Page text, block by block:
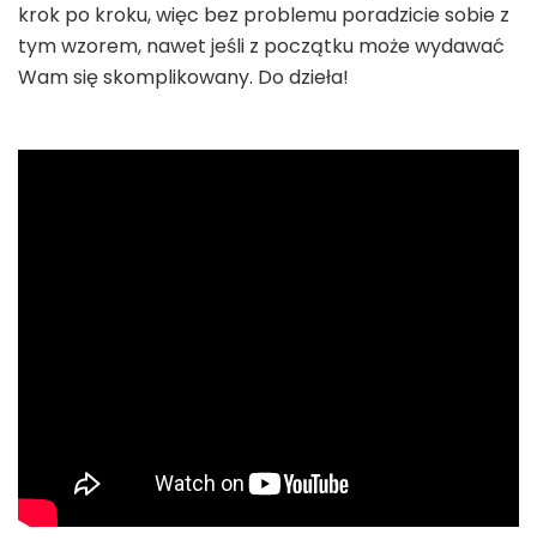
krok po kroku, więc bez problemu poradzicie sobie z
tym wzorem, nawet jeśli z początku może wydawać
Wam się skomplikowany. Do dzieła!